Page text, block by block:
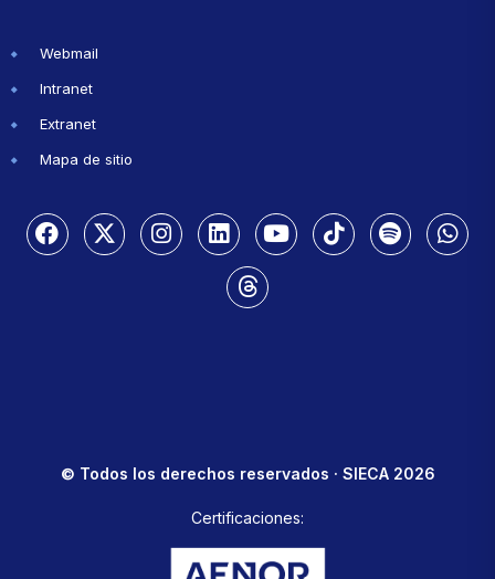
Webmail
Intranet
Extranet
Mapa de sitio
© Todos los derechos reservados · SIECA 2026
Certificaciones: